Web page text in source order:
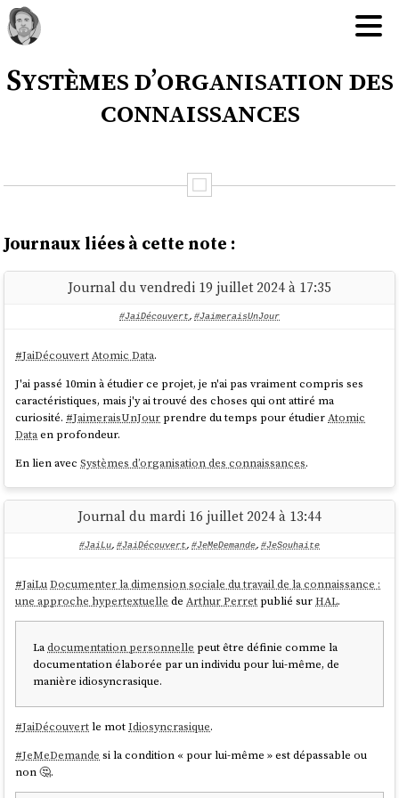
Systèmes d’organisation des
connaissances
Journaux liées à cette note :
Journal du vendredi 19 juillet 2024 à 17:35
#JaiDécouvert, #JaimeraisUnJour
#JaiDécouvert Atomic Data.
J'ai passé 10min à étudier ce projet, je n'ai pas vraiment compris ses
caractéristiques, mais j'y ai trouvé des choses qui ont attiré ma
curiosité. #JaimeraisUnJour prendre du temps pour étudierAtomic
Dataen profondeur.
En lien avecSystèmes d’organisation des connaissances.
Journal du mardi 16 juillet 2024 à 13:44
#JaiLu, #JaiDécouvert, #JeMeDemande, #JeSouhaite
#JaiLu Documenter la dimension sociale du travail de la connaissance :
une approche hypertextuelle deArthur Perret publié surHAL.
Ladocumentation personnelle peut être définie comme la
documentation élaborée par un individu pour lui-même, de
manière idiosyncrasique.
#JaiDécouvertle motIdiosyncrasique.
#JeMeDemande si la condition « pour lui-même » est dépassable ou
non 🤔.